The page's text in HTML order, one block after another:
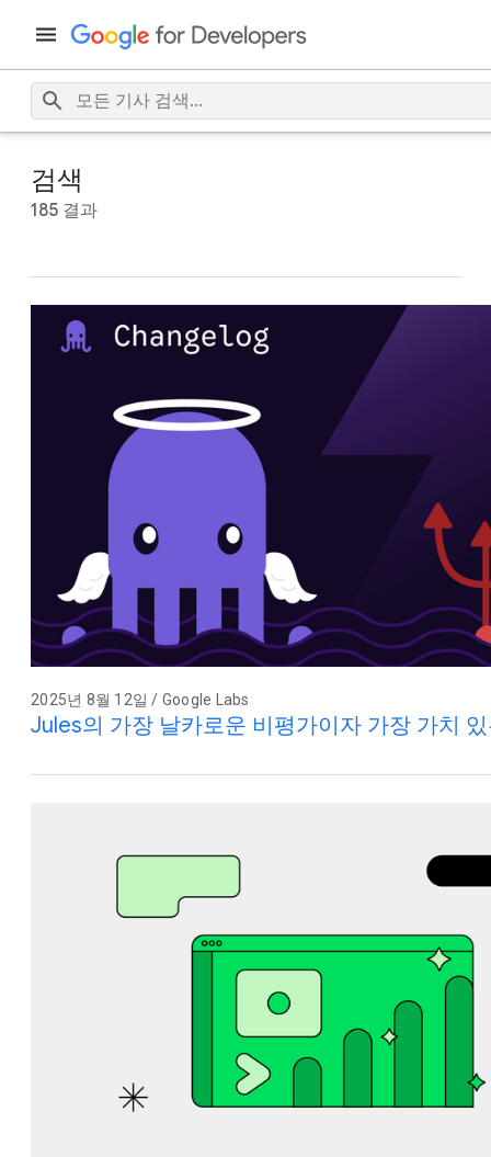
검색
185 결과
2025년 8월 12일 / Google Labs
Jules의 가장 날카로운 비평가이자 가장 가치